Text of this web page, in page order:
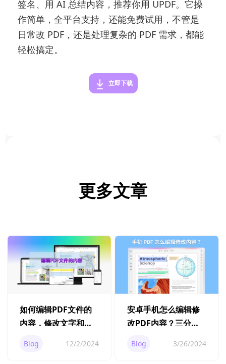
签名、用 AI 总结内容，推荐你用 UPDF。它操
作简单，全平台支持，还能免费试用，不管是
日常改 PDF，还是处理复杂的 PDF 需求，都能
轻松搞定。
立即下载
更多文章
如何编辑PDF文件的
内容，修改文字和图
Blog 12/2/2024
安卓手机怎么编辑修
改PDF内容？三分钟
Blog 3/26/2024